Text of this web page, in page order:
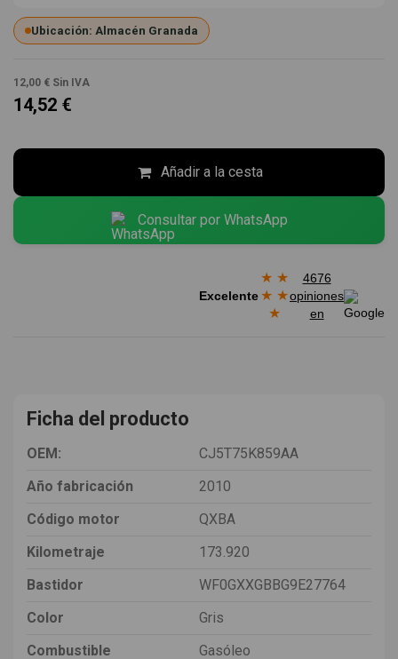
Ubicación: Almacén Granada
12,00 € Sin IVA
14,52 €
Añadir a la cesta
Consultar por WhatsApp
Excelente
★ ★
★ ★
★
4676
opiniones
en
Ficha del producto
OEM:
CJ5T75K859AA
Año fabricación
2010
Código motor
QXBA
Kilometraje
173.920
Bastidor
WF0GXXGBBG9E27764
Color
Gris
Combustible
Gasóleo